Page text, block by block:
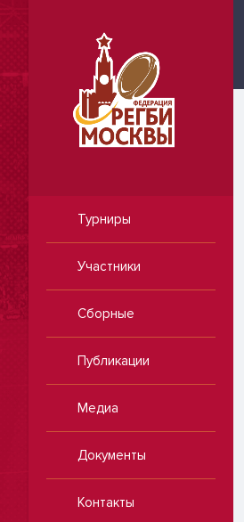
Турниры
Участники
Сборные
Публикации
Медиа
Документы
Контакты